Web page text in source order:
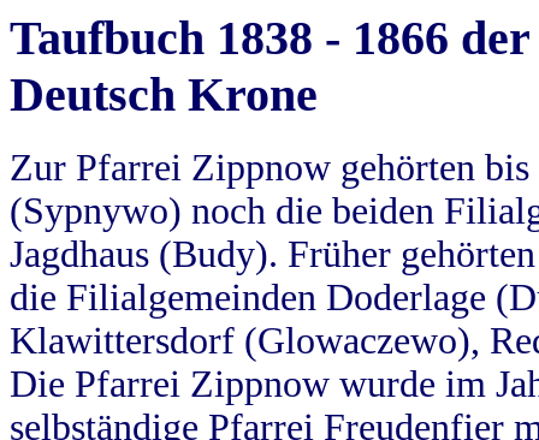
Taufbuch 1838 - 1866
Deutsch Krone
Zur Pfarrei Zippnow gehörten
(Sypnywo) noch die beiden
Jagdhaus (Budy). Früher
die Filialgemeinden Doderlage
Klawittersdorf (Glowaczewo),
Die Pfarrei Zippnow wurde im
selbständige Pfarrei Freudenfier